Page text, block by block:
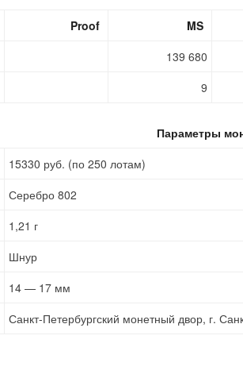
Proof MS
139 680
9
Параметры
15330 руб. (по 250 лотам)
Серебро 802
1,21 г
Шнур
14 — 17 мм
Санкт-Петербургский монетный двор, г.